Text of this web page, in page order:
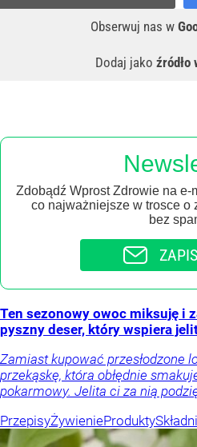
Obserwuj nas w
Dodaj jako źródło
Zdobądź Wprost Zdrowie na e-
co najważniejsze w trosce o
bez
Ten sezonowy owoc miksuję i
pyszny deser, który wspiera
Zamiast kupować przesłodzone
przekąskę, która obłędnie
pokarmowy. Jelita ci za nią
PrzepisyŻywienieProdukty